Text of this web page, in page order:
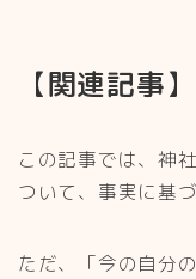
【関連記事】
この記事では、神
ついて、事実に基
ただ、「今の自分